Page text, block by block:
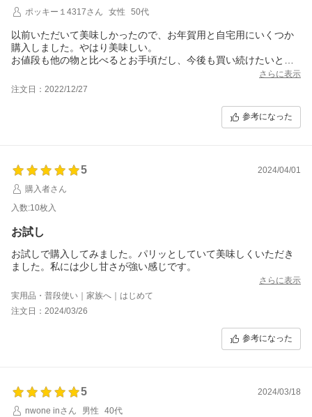
ポッキー１4317さん
女性 50代
以前いただいて美味しかったので、お年賀用と自宅用にいくつか
購入しました。やはり美味しい。
お値段も他の物と比べるとお手頃だし、今後も買い続けたいと思
います。専用の紙袋がもう少しオシャレだったり可愛かったら尚
嬉しいです。
さらに表示
注文日：2022/12/27
参考になった
5
2024/04/01
購入者さん
入数:10枚入
お試し
お試しで購入してみました。パリッとしていて美味しくいただき
ました。私には少し甘さが強い感じです。
さらに表示
実用品・普段使い｜家族へ｜はじめて
注文日：2024/03/26
参考になった
5
2024/03/18
nwone inさん
男性
40代